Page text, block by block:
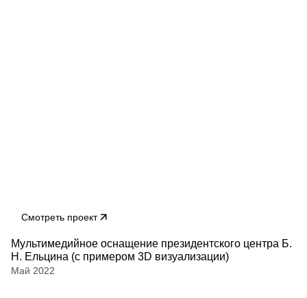
Смотреть проект
Мультимедийное оснащение президентского центра Б.
Н. Ельцина (с примером 3D визуализации)
Май 2022